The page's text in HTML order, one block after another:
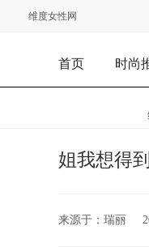
维度女性网
首页 时尚
姐我想得
来源于： 瑞丽